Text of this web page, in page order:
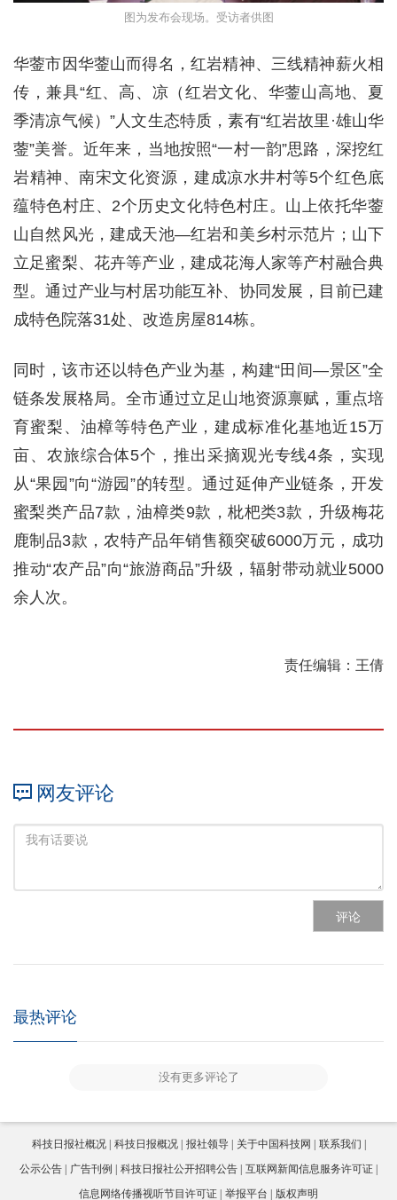
图为发布会现场。受访者供图
华蓥市因华蓥山而得名，红岩精神、三线精神薪火相
传，兼具“红、高、凉（红岩文化、华蓥山高地、夏
季清凉气候）”人文生态特质，素有“红岩故里·雄山华
蓥”美誉。近年来，当地按照“一村一韵”思路，深挖红
岩精神、南宋文化资源，建成凉水井村等5个红色底
蕴特色村庄、2个历史文化特色村庄。山上依托华蓥
山自然风光，建成天池—红岩和美乡村示范片；山下
立足蜜梨、花卉等产业，建成花海人家等产村融合典
型。通过产业与村居功能互补、协同发展，目前已建
成特色院落31处、改造房屋814栋。
同时，该市还以特色产业为基，构建“田间—景区”全
链条发展格局。全市通过立足山地资源禀赋，重点培
育蜜梨、油樟等特色产业，建成标准化基地近15万
亩、农旅综合体5个，推出采摘观光专线4条，实现
从“果园”向“游园”的转型。通过延伸产业链条，开发
蜜梨类产品7款，油樟类9款，枇杷类3款，升级梅花
鹿制品3款，农特产品年销售额突破6000万元，成功
推动“农产品”向“旅游商品”升级，辐射带动就业5000
余人次。
责任编辑：王倩
网友评论
评论
最热评论
没有更多评论了
科技日报社概况 科技日报概况 报社领导 关于中国科技网
联系我们
公示公告
广告刊例 科技日报社公开招聘公告
互联网新闻信息服务许可证
信息网络传播视听节目许可证
举报平台 版权声明